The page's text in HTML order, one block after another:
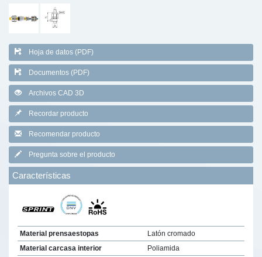
Hoja de datos (PDF)
Documentos (PDF)
Archivos CAD 3D
Recordar producto
Recomendar producto
Pregunta sobre el producto
Características
Material prensaestopas
Latón cromado
Material carcasa interior
Poliamida